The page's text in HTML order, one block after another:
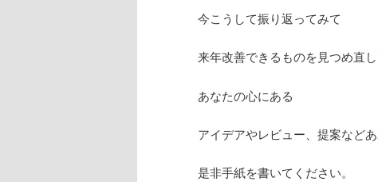
今こうして振り返ってみて
来年改善できるものを見つめ直し
あなたの心にある
アイデアやレビュー、提案など
是非手紙を書いてください。